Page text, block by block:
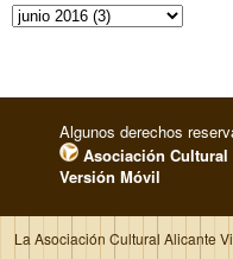
Algunos derechos
Asociación
Versión Móvil
La Asociación Cultural Alicante